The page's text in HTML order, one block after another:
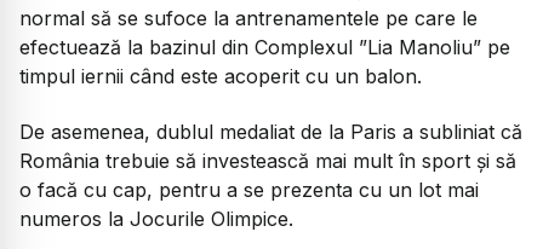
normal să se sufoce la antrenamentele pe care le
efectuează la bazinul din Complexul ”Lia Manoliu” pe
timpul iernii când este acoperit cu un balon.
De asemenea, dublul medaliat de la Paris a subliniat că
România trebuie să investească mai mult în sport şi să
o facă cu cap, pentru a se prezenta cu un lot mai
numeros la Jocurile Olimpice.